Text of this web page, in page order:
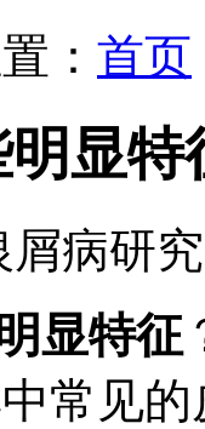
： 首页
显特
屑病研
显特征
常见